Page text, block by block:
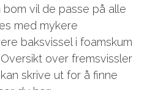
vil de passe på alle
med mykere
baksvissel i foamskum
over fremsvissler
skrive ut for å finne